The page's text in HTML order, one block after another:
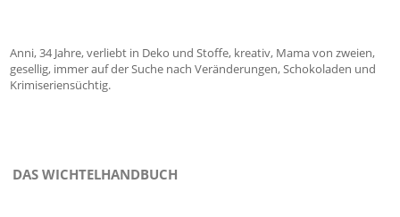
Anni, 34 Jahre, verliebt in Deko und Stoffe, kreativ, Mama von zweien,
gesellig, immer auf der Suche nach Veränderungen, Schokoladen und
Krimiseriensüchtig.
DAS WICHTELHANDBUCH